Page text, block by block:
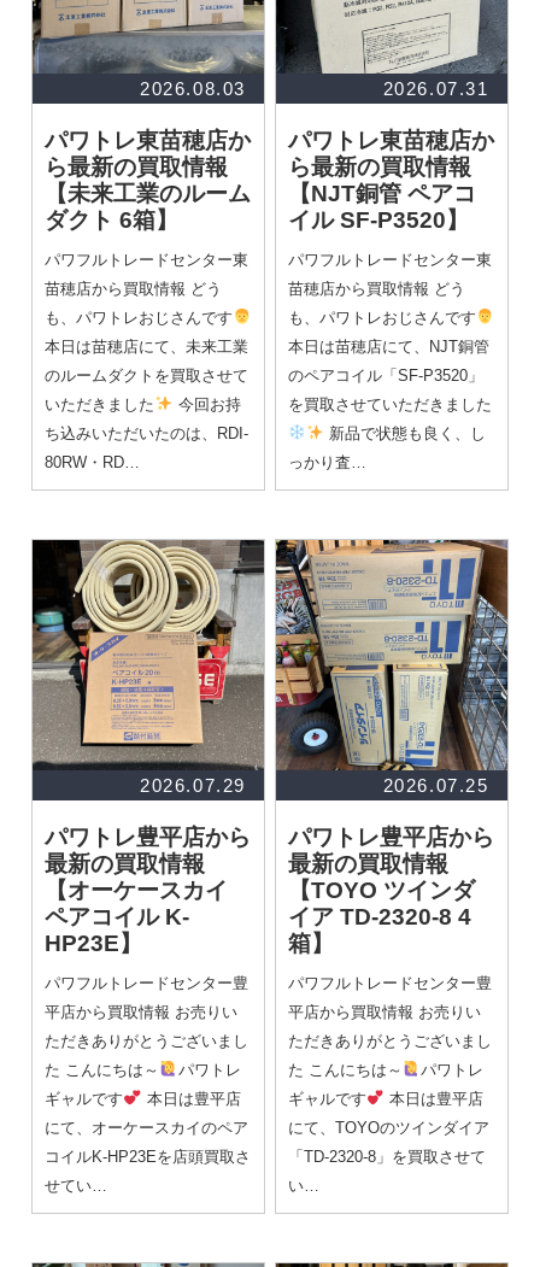
マイナーケーブル(13)
CVTケーブル(8)
(25)
同軸ケーブル(11)
エコケーブル(3)
2026.08.03
パワトレ東苗穂店か
ら最新の買取情報
【未来工業のルーム
ダクト 6箱】
パワフルトレードセンター東
苗穂店から買取情報 どう
も、パワトレおじさんです
本日は苗穂店にて、未来工業
のルームダクトを買取させて
いただきました
今回お持
ち込みいただいたのは、RDI-
80RW・RD…
2026.07.31
パワトレ東苗穂店か
ら最新の買取情報
【NJT銅管 ペアコ
イル SF-P3520】
パワフルトレードセンター東
苗穂店から買取情報 どう
も、パワトレおじさんです
本日は苗穂店にて、NJT銅管
のペアコイル「SF-P3520」
を買取させていただきました
新品で状態も良く、し
っかり査…
2026.07.29
パワトレ豊平店から
最新の買取情報
【オーケースカイ
ペアコイル K-
HP23E】
パワフルトレードセンター豊
平店から買取情報 お売りい
ただきありがとうございまし
た こんにちは～
パワトレ
ギャルです
本日は豊平店
にて、オーケースカイのペア
コイルK-HP23Eを店頭買取さ
せてい…
2026.07.25
パワトレ豊平店から
最新の買取情報
【TOYO ツインダ
イア TD-2320-8 4
箱】
パワフルトレードセンター豊
平店から買取情報 お売りい
ただきありがとうございまし
た こんにちは～
パワトレ
ギャルです
本日は豊平店
にて、TOYOのツインダイア
「TD-2320-8」を買取させて
い…